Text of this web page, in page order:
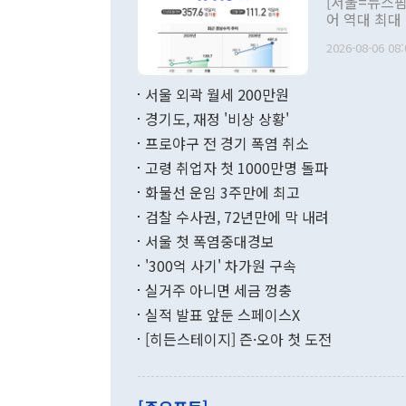
관 부처 장
관의 무리한
다. [정동영 통일부 장관이 지난달 23일 오후 서울 종로구 정부서울청사에
무너졌다고
함께 4자 대
"우리의 선
관은 업무
어 역대 최
료=한국은행] 한국은행이 6일 발표한 '2026년 6월 국제수지(잠정)'
며 월간 기
196.9% 급
수출은
기록했지만
로 전환됐다.
는 배당수입
2026-08-06
서울 외곽 월세 200만원
경기도, 재정 '비상 상황'
프로야구 전 경기 폭염 취소
고령 취업자 첫 1000만명 돌파
화물선 운임 3주만에 최고
검찰 수사권, 72년만에 막 내려
서울 첫 폭염중대경보
'300억 사기' 차가원 구속
실거주 아니면 세금 껑충
실적 발표 앞둔 스페이스X
[히든스테이지] 즌·오아 첫 도전